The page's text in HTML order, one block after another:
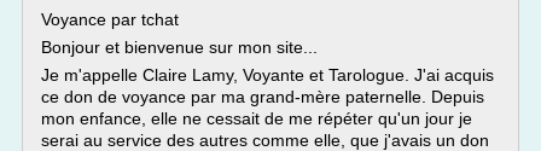
Voyance par tchat
Bonjour et bienvenue sur mon site...
Je m'appelle Claire Lamy, Voyante et Tarologue. J'ai acquis
ce don de voyance par ma grand-mère paternelle. Depuis
mon enfance, elle ne cessait de me répéter qu'un jour je
serai au service des autres comme elle, que j'avais un don